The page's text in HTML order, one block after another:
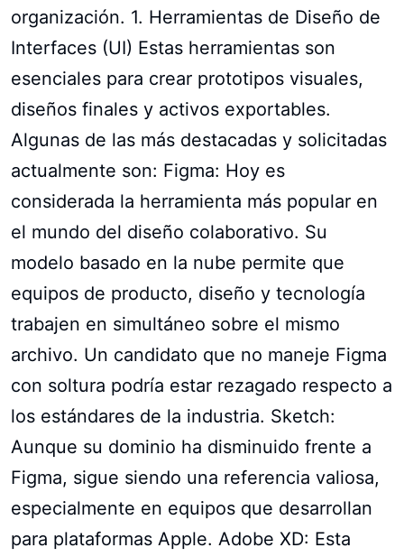
organización. 1. Herramientas de Diseño de
Interfaces (UI) Estas herramientas son
esenciales para crear prototipos visuales,
diseños finales y activos exportables.
Algunas de las más destacadas y solicitadas
actualmente son: Figma: Hoy es
considerada la herramienta más popular en
el mundo del diseño colaborativo. Su
modelo basado en la nube permite que
equipos de producto, diseño y tecnología
trabajen en simultáneo sobre el mismo
archivo. Un candidato que no maneje Figma
con soltura podría estar rezagado respecto a
los estándares de la industria. Sketch:
Aunque su dominio ha disminuido frente a
Figma, sigue siendo una referencia valiosa,
especialmente en equipos que desarrollan
para plataformas Apple. Adobe XD: Esta